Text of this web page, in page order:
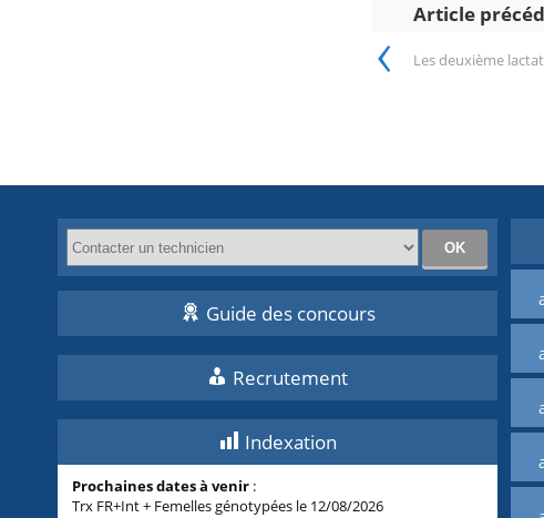
Article
‹ Les deuxième
Guide des concours
Recrutement
Indexation
Prochaines dates à venir :
Trx FR+Int + Femelles génotypées le 12/08/2026